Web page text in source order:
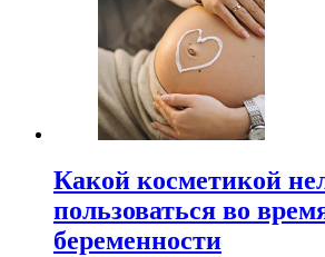
Какой косметикой
пользоваться во
беременности